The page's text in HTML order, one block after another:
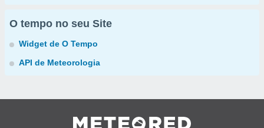
O tempo no seu Site
Widget de O Tempo
API de Meteorologia